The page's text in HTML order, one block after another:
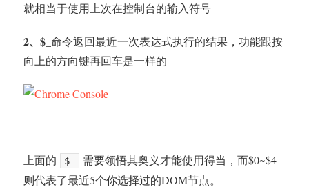
就相当于使用上次在控制台的输入符号
2、$_ 命令返回最近一次表达式执行的结果，功能跟按
向上的方向键再回车是一样的
上面的 $_
需要领悟其奥义才能使用得当，而$0~$4
则代表了最近5个你选择过的DOM节点。